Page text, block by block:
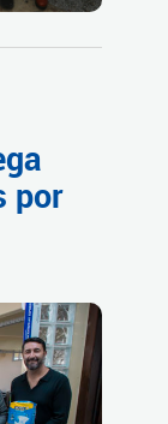
por